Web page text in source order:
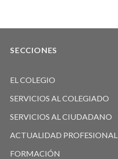
SECCIONES
EL COLEGIO
SERVICIOS AL COLEGIADO
SERVICIOS AL CIUDADANO
ACTUALIDAD PROFESIONAL
FORMACIÓN